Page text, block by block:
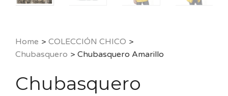
Home > COLECCIÓN CHICO >
Chubasquero > Chubasquero Amarillo
Chubasquero